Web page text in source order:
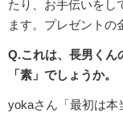
たり、お手伝いをし
ます。プレゼントの
Q.これは、長男くん
「素」でしょうか。
yokaさん「最初は本